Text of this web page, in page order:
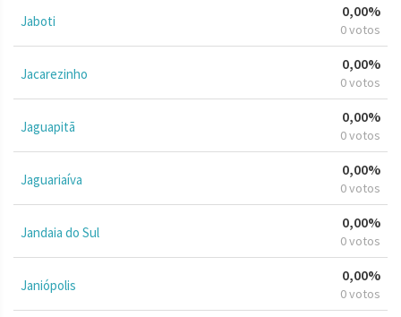
Jaboti
0,00%
0 votos
Jacarezinho
0,00%
0 votos
Jaguapitã
0,00%
0 votos
Jaguariaíva
0,00%
0 votos
Jandaia do Sul
0,00%
0 votos
Janiópolis
0,00%
0 votos